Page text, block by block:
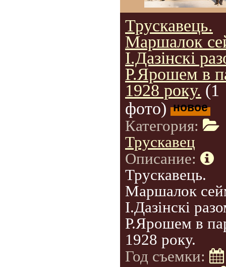
Трускавець.
Маршалок
І.Дазінскі
Р.Ярошем в
1928 року. (1
фото) новое
Категория:
Трускавец
Описание:
Трускавець.
Маршалок
І.Дазінскі
Р.Ярошем в
1928 року.
Год съемки: